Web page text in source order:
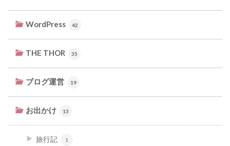
WordPress 42
THE THOR 35
ブログ運営 19
お出かけ 13
旅行記 1